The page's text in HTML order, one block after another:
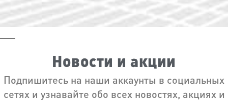
Новости и акции
Подпишитесь на наши аккаунты в социальных
сетях и узнавайте обо всех новостях, акциях и